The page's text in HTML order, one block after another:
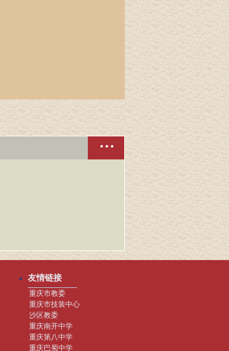
友情链接
重庆市教委
重庆市技装中心
沙区教委
重庆南开中学
重庆第八中学
重庆巴蜀中学